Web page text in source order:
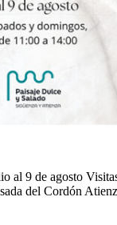
al 9 de agosto
del Cordón